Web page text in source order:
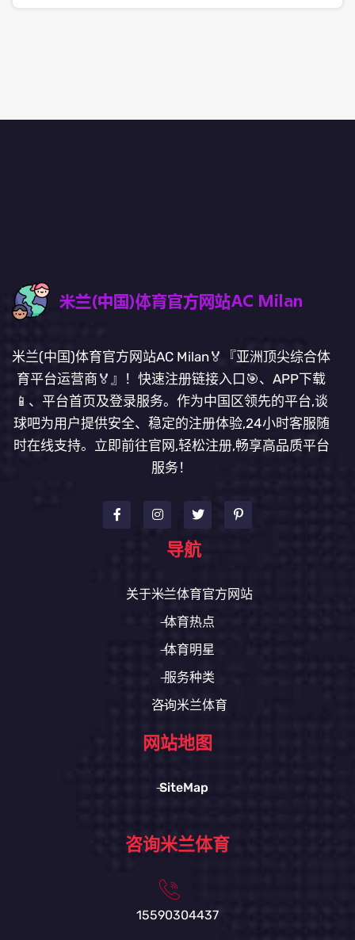
米兰(中国)体育官方网站AC Milan🏅『亚洲顶尖综合体
育平台运营商🏅』！快速注册链接入口🎯、APP下载
📱、平台首页及登录服务。作为中国区领先的平台,谈
球吧为用户提供安全、稳定的注册体验,24小时客服随
时在线支持。立即前往官网,轻松注册,畅享高品质平台
服务！
导航
关于米兰体育官方网站
体育热点
体育明星
服务种类
咨询米兰体育
网站地图
SiteMap
咨询米兰体育
15590304437